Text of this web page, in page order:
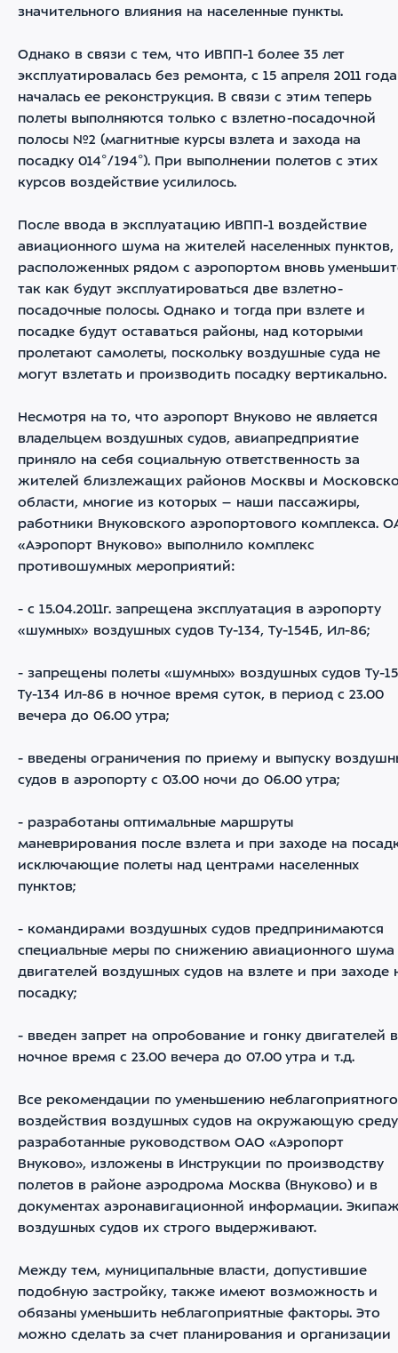
значительного влияния на населенные пункты.
Однако в связи с тем, что ИВПП-1 более 35 лет
эксплуатировалась без ремонта, с 15 апреля 2011 года
началась ее реконструкция. В связи с этим теперь
полеты выполняются только с взлетно-посадочной
полосы №2 (магнитные курсы взлета и захода на
посадку 014°/194°). При выполнении полетов с этих
курсов воздействие усилилось.
После ввода в эксплуатацию ИВПП-1 воздействие
авиационного шума на жителей населенных пунктов,
расположенных рядом с аэропортом вновь
так как будут эксплуатироваться две взлетно-
посадочные полосы. Однако и тогда при взлете и
посадке будут оставаться районы, над которыми
пролетают самолеты, поскольку воздушные суда не
могут взлетать и производить посадку вертикально.
Несмотря на то, что аэропорт Внуково не является
владельцем воздушных судов, авиапредприятие
приняло на себя социальную ответственность за
жителей близлежащих районов Москвы и
области, многие из которых – наши пассажиры,
работники Внуковского аэропортового комплекса.
«Аэропорт Внуково» выполнило комплекс
противошумных мероприятий:
- с 15.04.2011г. запрещена эксплуатация в аэропорту
«шумных» воздушных судов Ту-134, Ту-154Б, Ил-86;
- запрещены полеты «шумных» воздушных судов Ту-
Ту-134 Ил-86 в ночное время суток, в период с 23.00
вечера до 06.00 утра;
- введены ограничения по приему и выпуску
судов в аэропорту с 03.00 ночи до 06.00 утра;
- разработаны оптимальные маршруты
маневрирования после взлета и при заходе на
исключающие полеты над центрами населенных
пунктов;
- командирами воздушных судов предпринимаются
специальные меры по снижению авиационного шума
двигателей воздушных судов на взлете и при заходе
посадку;
- введен запрет на опробование и гонку двигателей в
ночное время с 23.00 вечера до 07.00 утра и т.д.
Все рекомендации по уменьшению неблагоприятного
воздействия воздушных судов на окружающую
разработанные руководством ОАО «Аэропорт
Внуково», изложены в Инструкции по производству
полетов в районе аэродрома Москва (Внуково) и в
документах аэронавигационной информации.
воздушных судов их строго выдерживают.
Между тем, муниципальные власти, допустившие
подобную застройку, также имеют возможность и
обязаны уменьшить неблагоприятные факторы. Это
можно сделать за счет планирования и организации